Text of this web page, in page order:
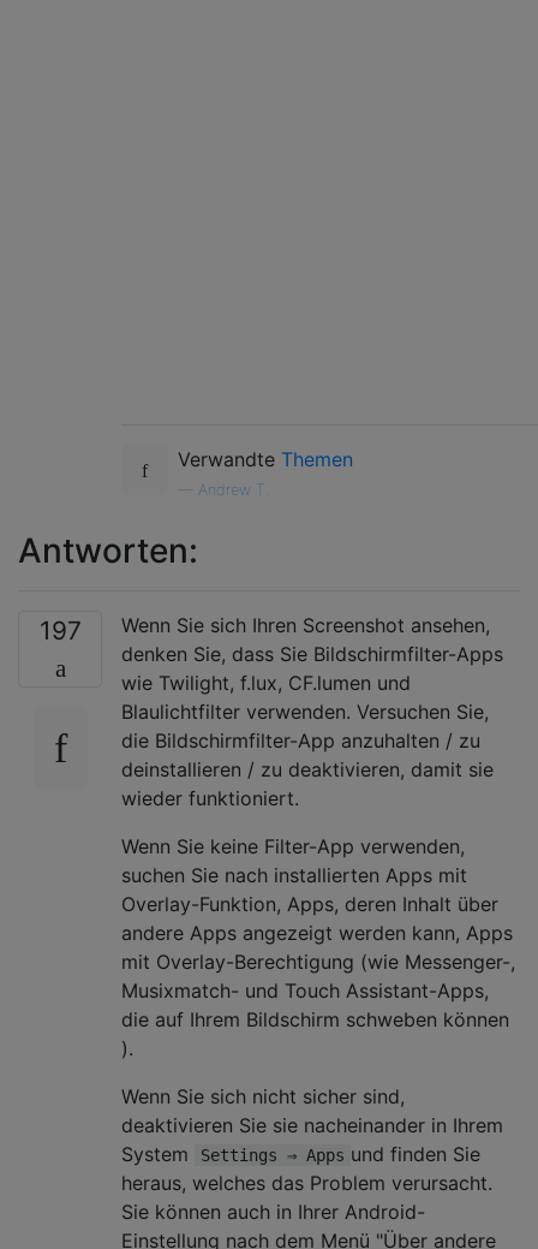
Verwandte Themen
Andrew T.
Antworten:
197
Wenn Sie sich Ihren Screenshot ansehen,
denken Sie, dass Sie Bildschirmfilter-Apps
wie Twilight, f.lux, CF.lumen und
Blaulichtfilter verwenden. Versuchen Sie,
die Bildschirmfilter-App anzuhalten / zu
deinstallieren / zu deaktivieren, damit sie
wieder funktioniert.
Wenn Sie keine Filter-App verwenden,
suchen Sie nach installierten Apps mit
Overlay-Funktion, Apps, deren Inhalt über
andere Apps angezeigt werden kann, Apps
mit Overlay-Berechtigung (wie Messenger-,
Musixmatch- und Touch Assistant-Apps,
die auf Ihrem Bildschirm schweben können
).
Wenn Sie sich nicht sicher sind,
deaktivieren Sie sie nacheinander in Ihrem
System
Settings ⇒ Apps und finden Sie
heraus, welches das Problem verursacht.
Sie können auch in Ihrer Android-
Einstellung nach dem Menü "Über andere